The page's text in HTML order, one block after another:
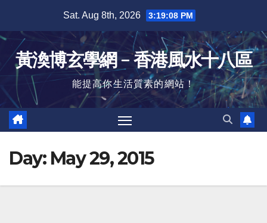
content
Sat. Aug 8th, 2026 3:19:09 PM
黃渙博玄學網﹣香港風水十八區
能提高你生活質素的網站！
Day: May 29, 2015